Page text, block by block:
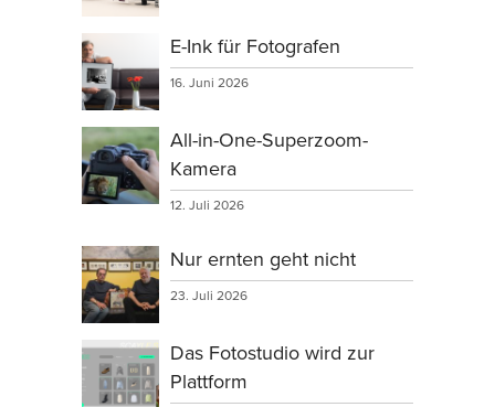
E-Ink für Fotografen
16. Juni 2026
All-in-One-Superzoom-
Kamera
12. Juli 2026
Nur ernten geht nicht
23. Juli 2026
Das Fotostudio wird zur
Plattform